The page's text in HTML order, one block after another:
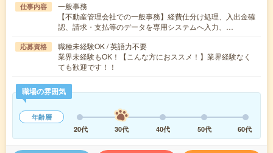
仕事内容
一般事務
【不動産管理会社での一般事務】経費仕分け処理、入出金確
認、請求・支払等のデータを専用システムへ入力、…
応募資格
職種未経験OK / 英語力不要
業界未経験もOK！【こんな方におススメ！】業界経験なく
ても歓迎です！！
職場の雰囲気
年齢層
20代
30代 40代 50代 60代